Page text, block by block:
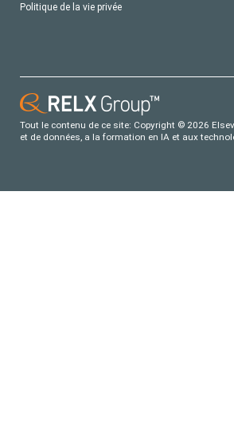
Politique de la vie privée
Tout le contenu de ce site: Copyright © 2026
et de données, a la formation en IA et aux